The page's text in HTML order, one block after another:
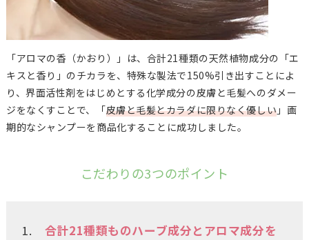
「アロマの香（かおり）」は、合計21種類の天然植物成分の「エ
キスと香り」のチカラを、特殊な製法で150%引き出すことによ
り、界面活性剤をはじめとする化学成分の皮膚と毛髪へのダメー
ジをなくすことで、「皮膚と毛髪とカラダに限りなく優しい 」画
期的なシャンプーを商品化することに成功しました。
こだわりの3つのポイント
合計21種類ものハーブ成分とアロマ成分を